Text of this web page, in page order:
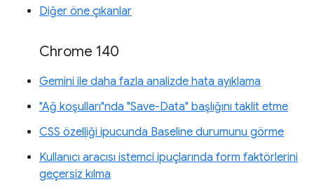
Diğer öne çıkanlar
Chrome 140
Gemini ile daha fazla analizde hata ayıklama
"Ağ koşulları"nda "Save-Data" başlığını taklit etme
CSS özelliği ipucunda Baseline durumunu görme
Kullanıcı aracısı istemci ipuçlarında form faktörlerini
geçersiz kılma